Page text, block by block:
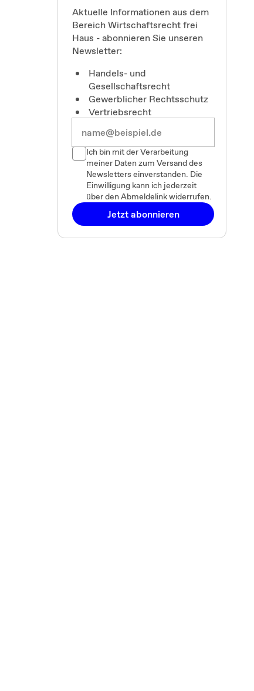
Aktuelle Informationen aus dem
Bereich Wirtschaftsrecht frei
Haus - abonnieren Sie unseren
Newsletter:
Handels- und
Gesellschaftsrecht
Gewerblicher Rechtsschutz
Vertriebsrecht
Ich bin mit der Verarbeitung
meiner Daten zum Versand des
Newsletters einverstanden. Die
Einwilligung kann ich jederzeit
über den Abmeldelink widerrufen.
Jetzt abonnieren